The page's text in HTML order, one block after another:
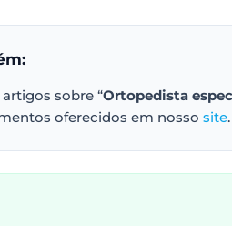
sobre “Ortopedista
oferecidos em nosso site.